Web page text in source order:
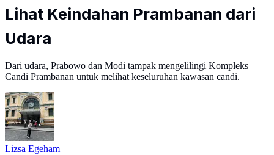
Lihat Keindahan Prambanan dari
Udara
Dari udara, Prabowo dan Modi tampak mengelilingi Kompleks
Candi Prambanan untuk melihat keseluruhan kawasan candi.
Lizsa Egeham